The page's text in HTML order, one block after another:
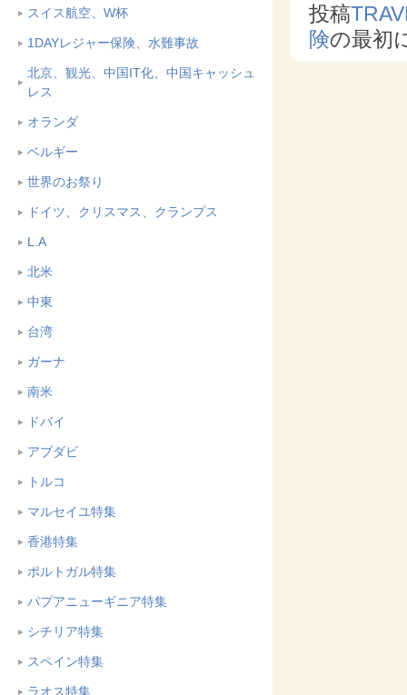
スイス航空、W杯
1DAYレジャー保険、水難事故
北京、観光、中国IT化、中国キャッシュ
レス
オランダ
ベルギー
世界のお祭り
ドイツ、クリスマス、クランプス
L.A
北米
中東
台湾
ガーナ
南米
ドバイ
アブダビ
トルコ
マルセイユ特集
香港特集
ポルトガル特集
パプアニューギニア特集
シチリア特集
スペイン特集
ラオス特集
投稿
険の最初